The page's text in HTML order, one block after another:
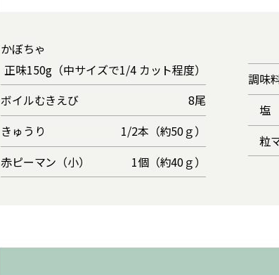
かぼちゃ
正味150g（中サイズで1/4 カット程度）
ボイルむきえび
8尾
きゅうり
1/2本（約50ｇ）
赤ピーマン（小）
1個（約40ｇ）
調味
塩
粒